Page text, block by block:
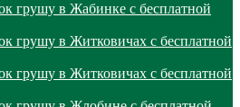
грушу в Жабинке с бесплатной
грушу в Житковичах с бесплатной
грушу в Житковичах с бесплатной